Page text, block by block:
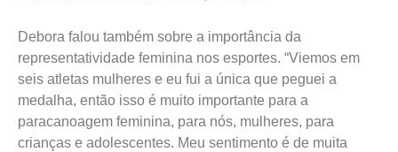
Debora falou também sobre a importância da
representatividade feminina nos esportes. “Viemos em
seis atletas mulheres e eu fui a única que peguei a
medalha, então isso é muito importante para a
paracanoagem feminina, para nós, mulheres, para